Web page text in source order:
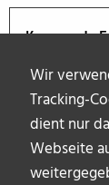
Wir
Tracking-
dient nur
Webseite
Kommende